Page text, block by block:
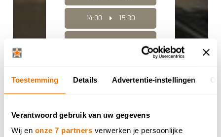
Toestemming Details Advertentie-instellingen
Verantwoord gebruik van uw gegevens
Wij en onze 7 partners verwerken je persoonlijke
14:00 15:30
14:30 16:00
16:30 18:00